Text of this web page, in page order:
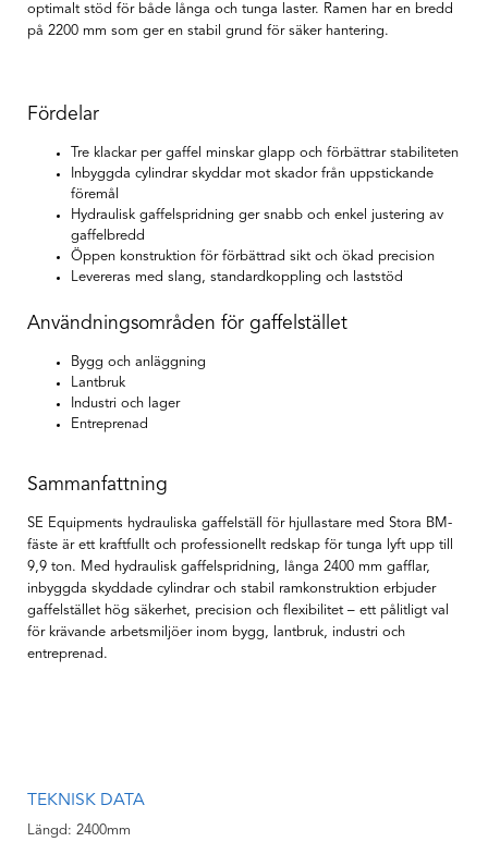
optimalt stöd för både långa och tunga laster. Ramen har en bredd
på 2200 mm som ger en stabil grund för säker hantering.
Fördelar
Tre klackar per gaffel minskar glapp och förbättrar stabiliteten
Inbyggda cylindrar skyddar mot skador från uppstickande
föremål
Hydraulisk gaffelspridning ger snabb och enkel justering av
gaffelbredd
Öppen konstruktion för förbättrad sikt och ökad precision
Levereras med slang, standardkoppling och laststöd
Användningsområden för gaffelstället
Bygg och anläggning
Lantbruk
Industri och lager
Entreprenad
Sammanfattning
SE Equipments hydrauliska gaffelställ för hjullastare med Stora BM-
fäste är ett kraftfullt och professionellt redskap för tunga lyft upp till
9,9 ton. Med hydraulisk gaffelspridning, långa 2400 mm gafflar,
inbyggda skyddade cylindrar och stabil ramkonstruktion erbjuder
gaffelstället hög säkerhet, precision och flexibilitet – ett pålitligt val
för krävande arbetsmiljöer inom bygg, lantbruk, industri och
entreprenad.
TEKNISK DATA
Längd
2400mm